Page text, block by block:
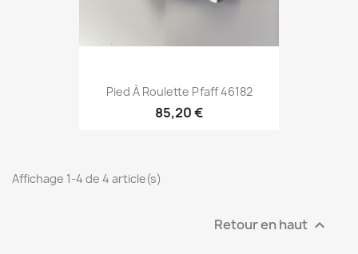
Pied À Roulette Pfaff 46182
85,20 €
Affichage 1-4 de 4 article(s)
Retour en haut 